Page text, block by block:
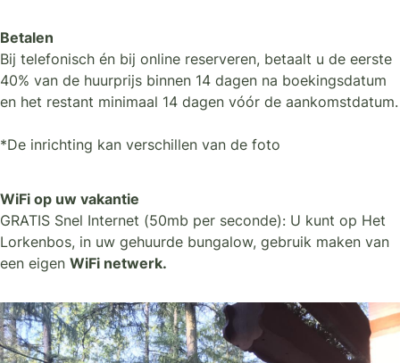
Betalen
Bij telefonisch én bij online reserveren, betaalt u de eerste
40% van de huurprijs binnen 14 dagen na boekingsdatum
en het restant minimaal 14 dagen vóór de aankomstdatum.
*De inrichting kan verschillen van de foto
WiFi op uw vakantie
GRATIS Snel Internet (50mb per seconde): U kunt op Het
Lorkenbos, in uw gehuurde bungalow, gebruik maken van
een eigen WiFi netwerk.